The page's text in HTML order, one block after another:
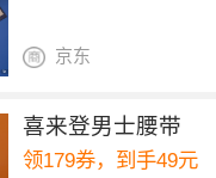
京东
喜来登男士腰带
领179券，到手49元